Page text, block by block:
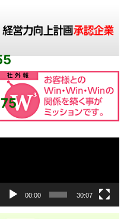
00:00 30:07